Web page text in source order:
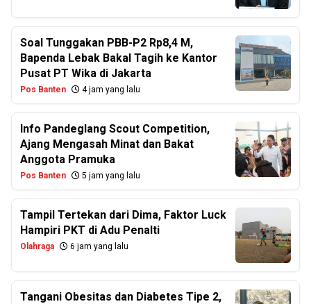
Soal Tunggakan PBB-P2 Rp8,4 M,
Bapenda Lebak Bakal Tagih ke Kantor
Pusat PT Wika di Jakarta
Pos Banten 4 jam yang lalu
Info Pandeglang Scout Competition,
Ajang Mengasah Minat dan Bakat
Anggota Pramuka
Pos Banten 5 jam yang lalu
Tampil Tertekan dari Dima, Faktor Luck
Hampiri PKT di Adu Penalti
Olahraga 6 jam yang lalu
Tangani Obesitas dan Diabetes Tipe 2,